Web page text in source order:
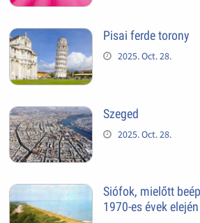
Pisai ferde torony
2025. Oct. 28.
Szeged
2025. Oct. 28.
Siófok, mielőtt
1970-es évek elején